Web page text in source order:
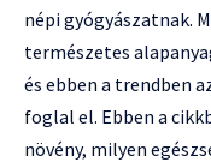
népi gyógyászatnak.
természetes
és ebben a trendben
foglal el. Ebben a
növény, milyen